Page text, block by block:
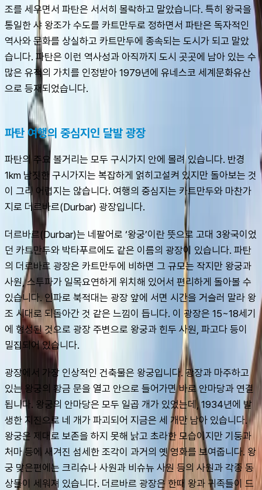
조를 세우면서 파탄은 서서히 몰락하고 말았습니다. 특히 왕국을
통일한 샤 왕조가 수도를 카트만두로 정하면서 파탄은 독자적인
역사와 문화를 상실하고 카트만두에 종속되는 도시가 되고 말았
습니다. 파탄은 이런 역사성과 아직까지 도시 곳곳에 남아 있는 수
많은 유적의 가치를 인정받아 1979년에 유네스코 세계문화유산
으로 등재되었습니다.
파탄 여행의 중심지인 달발 광장
파탄의 주요 볼거리는 모두 구시가지 안에 몰려 있습니다. 반경
1km 남짓한 구시가지는 복잡하게 얽히고설켜 있지만 돌아보는 것
이 그리 어렵지는 않습니다. 여행의 중심지는 카트만두와 마찬가
지로 더르바르(Durbar) 광장입니다.
더르바르(Durbar)는 네팔어로 ‘왕궁’이란 뜻으로 고대 3왕국이었
던 카트만두와 박타푸르에도 같은 이름의 광장이 있습니다. 파탄
의 더르바르 광장은 카트만두에 비하면 그 규모는 작지만 왕궁과
사원, 스투파가 일목요연하게 위치해 있어서 편리하게 돌아볼 수
있습니다. 인파로 북적대는 광장 앞에 서면 시간을 거슬러 말라 왕
조 시대로 되돌아간 것 같은 느낌이 듭니다. 이 광장은 15~18세기
에 형성된 것으로 광장 주변으로 왕궁과 힌두 사원, 파고다 등이
밀집되어 있습니다.
광장에서 가장 인상적인 건축물은 왕궁입니다. 광장과 마주하고
있는 왕궁의 황금 문을 열고 안으로 들어가면 바로 안마당과 연결
됩니다. 왕궁의 안마당은 모두 일곱 개가 있었는데, 1934년에 발
생한 지진으로 네 개가 파괴되어 지금은 세 개만 남아 있습니다.
왕궁은 제대로 보존을 하지 못해 낡고 초라한 모습이지만 기둥과
처마 등에 새겨진 섬세한 조각이 과거의 옛 영화를 보여줍니다. 왕
궁 맞은편에는 크리슈나 사원과 비슈뉴 사원 등의 사원과 각종 동
상들이 세워져 있습니다. 더르바르 광장은 한때 왕과 귀족들이 드